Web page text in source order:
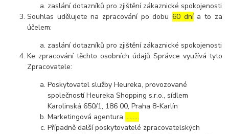
zaslání dotazníků pro zjištění zákaznické spokojenosti
Souhlas udělujete na zpracování po dobu60 dnía to za
účelem:
zaslání dotazníků pro zjištění zákaznické spokojenosti
Ke zpracování těchto osobních údajů Správce využívá tyto
Zpracovatele:
Poskytovatel služby Heureka, provozované
společností Heureka Shopping s.r.o., sídlem
Karolinská 650/1, 186 00, Praha 8-Karlín
Marketingová agentura………
Případně další poskytovatelé zpracovatelských